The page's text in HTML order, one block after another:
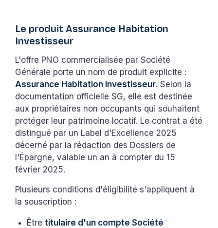
Le produit Assurance Habitation
Investisseur
L'offre PNO commercialisée par Société
Générale porte un nom de produit explicite :
Assurance Habitation Investisseur. Selon la
documentation officielle SG, elle est destinée
aux propriétaires non occupants qui souhaitent
protéger leur patrimoine locatif. Le contrat a été
distingué par un Label d'Excellence 2025
décerné par la rédaction des Dossiers de
l'Épargne, valable un an à compter du 15
février 2025.
Plusieurs conditions d'éligibilité s'appliquent à
la souscription :
Êtretitulaire d'un compte Société